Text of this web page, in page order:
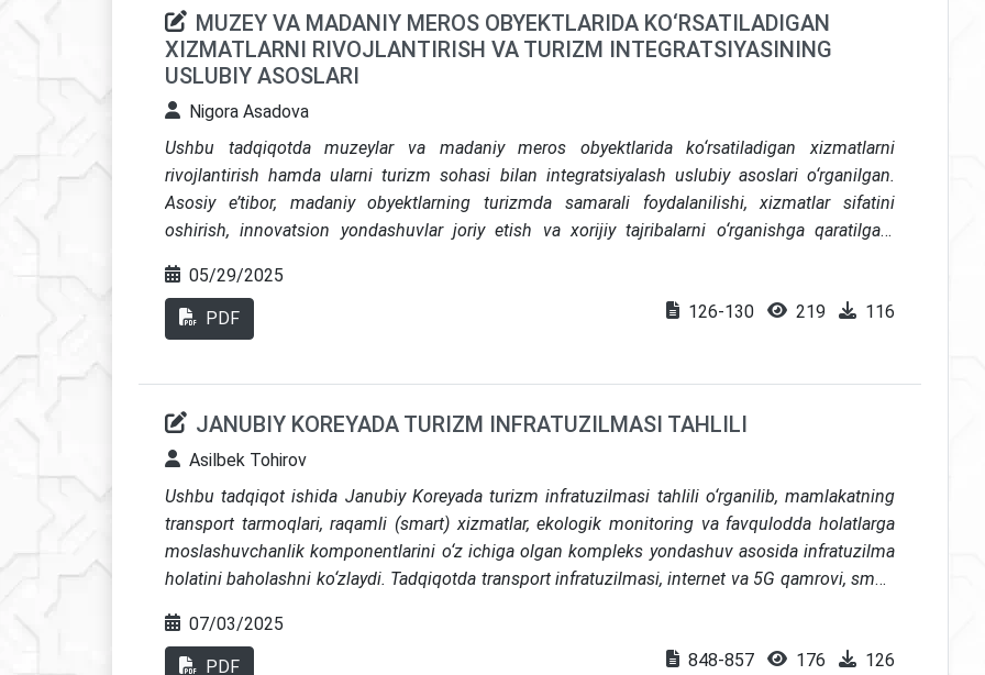
organlari,turizm sohasi operatorlari va raqamli platformalar egalari, akademik tadqiqotchilar va
oliy ta’lim muassasasi talabalari, mahalliy jamoalar va mintaqaviy rivojlanish mutaxassislari
hamda ekologiya va atrof-muhitni boshqarish tashkilotlari va urbanizatsiyani rivojlantiruvchi
soha mutaxasislariga ahamiyatli hisoblanadi.
birlashtirgan baholash modeli va empirik indikatorlar to‘plamini ishlab chiqish orqali mavzuga
yangi nazariy va amaliy hissa qo‘shadi
MUZEY VA MADANIY MEROS OBYEKTLARIDA KO‘RSATILADIGAN
XIZMATLARNI RIVOJLANTIRISH VA TURIZM INTEGRATSIYASINING
USLUBIY ASOSLARI
Nigora Asadova
Ushbu tadqiqotda muzeylar va madaniy meros obyektlarida ko‘rsatiladigan xizmatlarni
rivojlantirish hamda ularni turizm sohasi bilan integratsiyalash uslubiy asoslari o‘rganilgan.
Asosiy e’tibor, madaniy obyektlarning turizmda samarali foydalanilishi, xizmatlar sifatini
oshirish, innovatsion yondashuvlar joriy etish va xorijiy tajribalarni o‘rganishga qaratilgan.
mahalliy hamjamiyat ishtirokining muhimligi aniqlangan. Xulosa va takliflarda O‘zbekiston
sharoitida muzey va madaniy meros obyektlari faoliyatini turizm bilan uyg‘unlashtirish bo‘yicha
tavsiyalar ishlab chiqilgan.
05/29/2025
PDF 126-130 219 116
JANUBIY KOREYADA TURIZM INFRATUZILMASI TAHLILI
Asilbek Tohirov
Ushbu tadqiqot ishida Janubiy Koreyada turizm infratuzilmasi tahlili o‘rganilib, mamlakatning
transport tarmoqlari, raqamli (smart) xizmatlar, ekologik monitoring va favqulodda holatlarga
moslashuvchanlik komponentlarini o‘z ichiga olgan kompleks yondashuv asosida infratuzilma
holatini baholashni ko‘zlaydi. Tadqiqotda transport infratuzilmasi, internet va 5G qamrovi, smart
moslashuv (resilience) omillari tahlil qilinadi. Shu bilan birga, mintaqaviy nomutanosiblik va
raqamli inklyuzivlik muammolari ham yoritiladi. yaxshilash bo‘yicha amaliy choralar tahlil
07/03/2025
PDF 848-857 176 126